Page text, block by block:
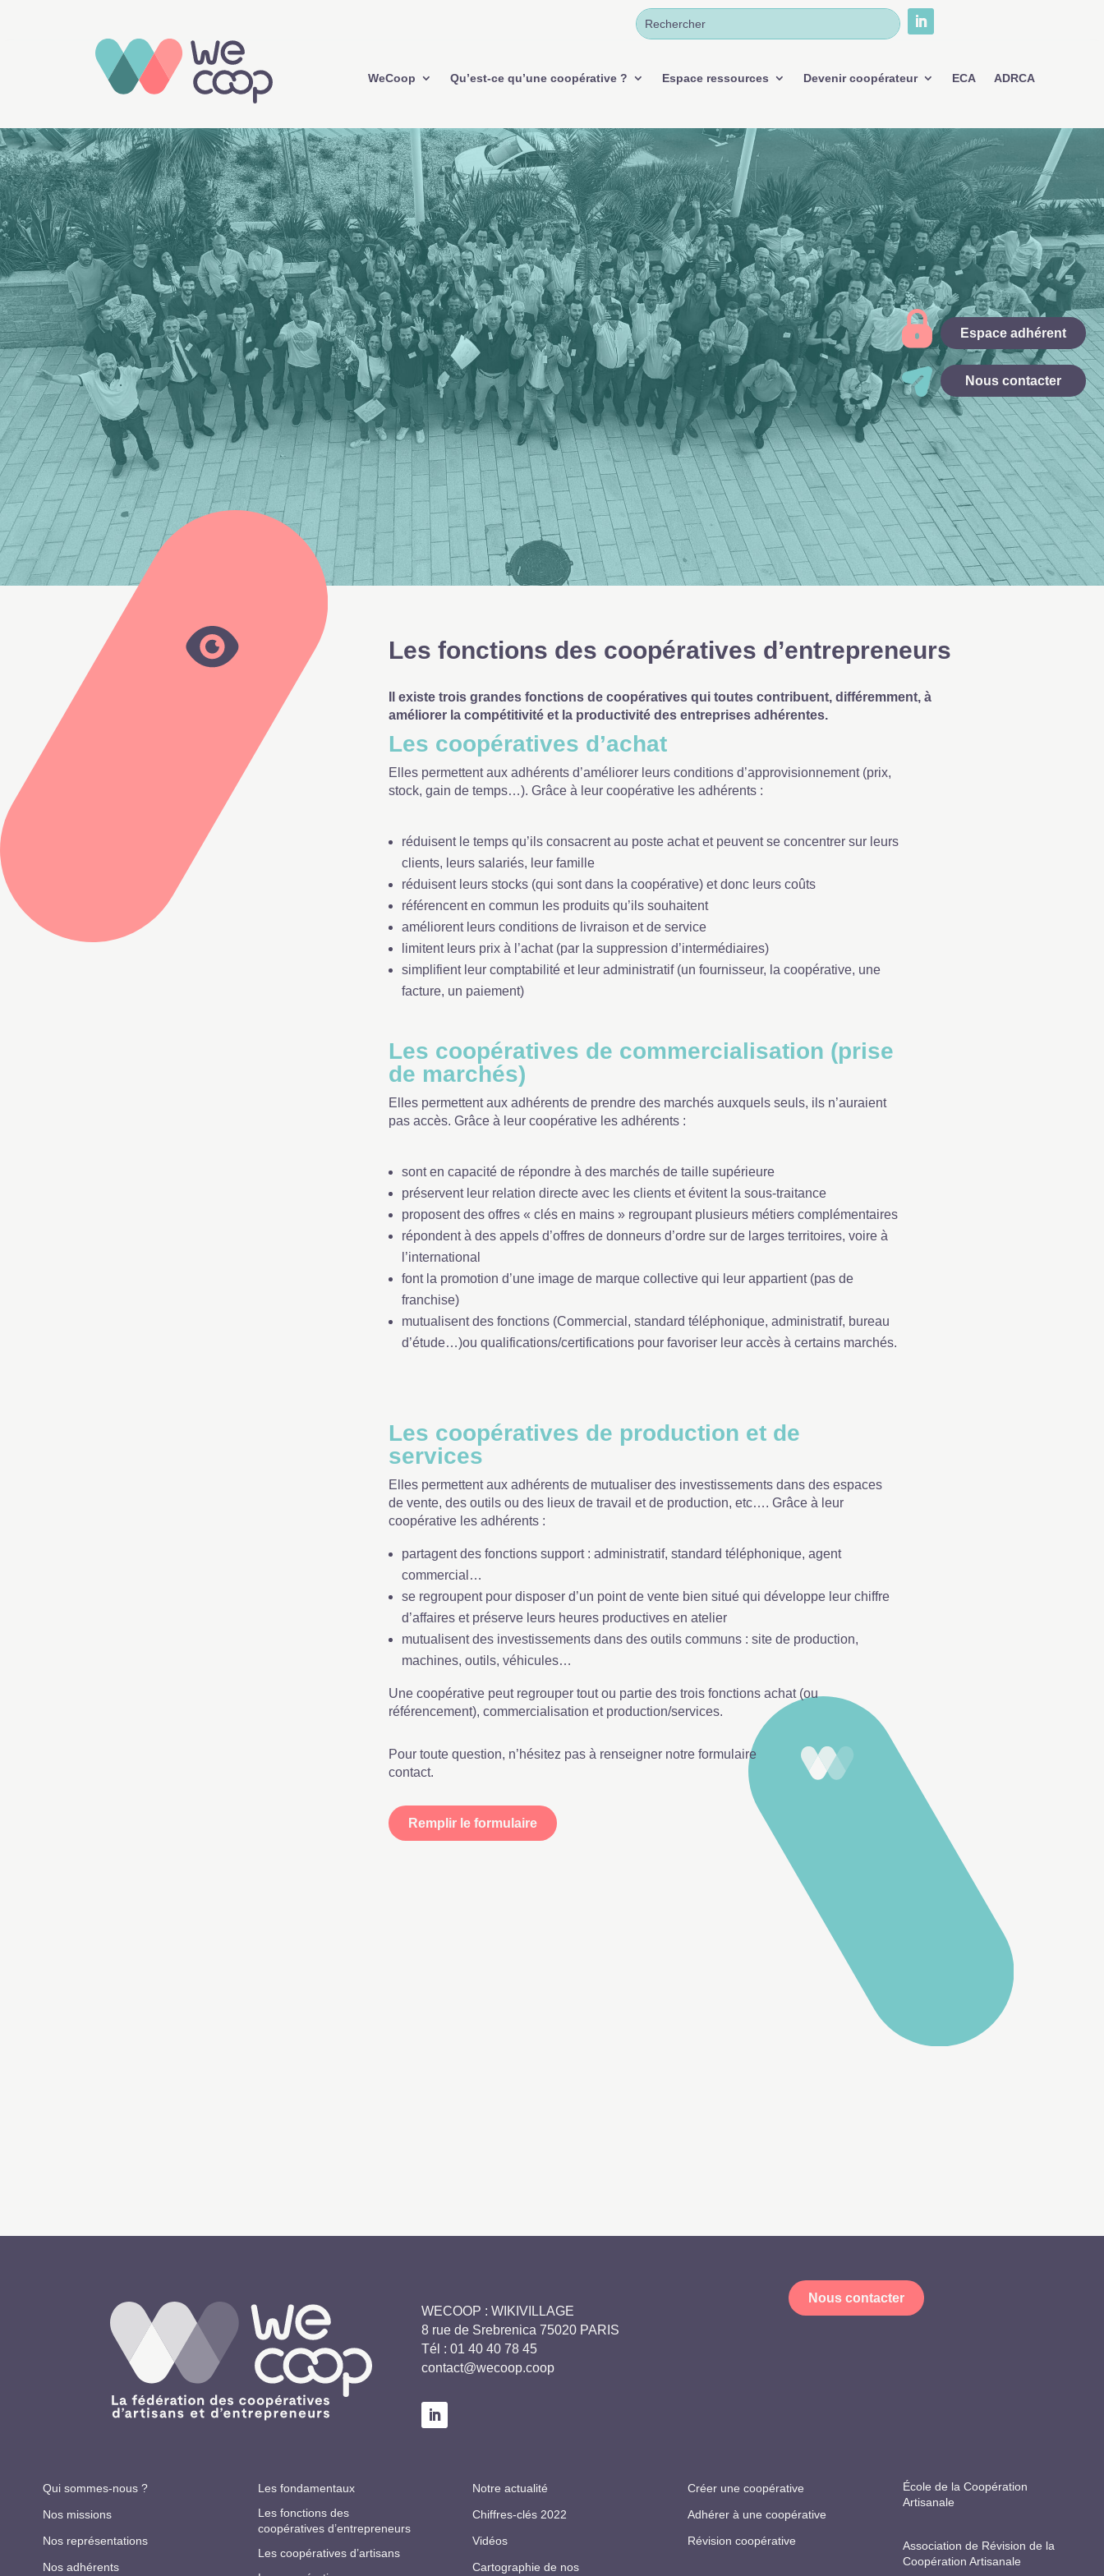
WeCoop Qu’est-ce qu’une coopérative ? Espace ressources Devenir coopérateur ECA ADRCA
Espace adhérent
Nous contacter
Les fonctions des coopératives d’entrepreneurs
Il existe trois grandes fonctions de coopératives qui toutes contribuent, différemment, à
améliorer la compétitivité et la productivité des entreprises adhérentes.
Les coopératives d’achat
Elles permettent aux adhérents d’améliorer leurs conditions d’approvisionnement (prix,
stock, gain de temps…). Grâce à leur coopérative les adhérents :
réduisent le temps qu’ils consacrent au poste achat et peuvent se concentrer sur leurs
clients, leurs salariés, leur famille
réduisent leurs stocks (qui sont dans la coopérative) et donc leurs coûts
référencent en commun les produits qu’ils souhaitent
améliorent leurs conditions de livraison et de service
limitent leurs prix à l’achat (par la suppression d’intermédiaires)
simplifient leur comptabilité et leur administratif (un fournisseur, la coopérative, une
facture, un paiement)
Les coopératives de commercialisation (prise
de marchés)
Elles permettent aux adhérents de prendre des marchés auxquels seuls, ils n’auraient
pas accès. Grâce à leur coopérative les adhérents :
sont en capacité de répondre à des marchés de taille supérieure
préservent leur relation directe avec les clients et évitent la sous-traitance
proposent des offres « clés en mains » regroupant plusieurs métiers complémentaires
répondent à des appels d’offres de donneurs d’ordre sur de larges territoires, voire à
l’international
font la promotion d’une image de marque collective qui leur appartient (pas de
franchise)
mutualisent des fonctions (Commercial, standard téléphonique, administratif, bureau
d’étude…)ou qualifications/certifications pour favoriser leur accès à certains marchés.
Les coopératives de production et de
services
Elles permettent aux adhérents de mutualiser des investissements dans des espaces
de vente, des outils ou des lieux de travail et de production, etc…. Grâce à leur
coopérative les adhérents :
partagent des fonctions support : administratif, standard téléphonique, agent
commercial…
se regroupent pour disposer d’un point de vente bien situé qui développe leur chiffre
d’affaires et préserve leurs heures productives en atelier
mutualisent des investissements dans des outils communs : site de production,
machines, outils, véhicules…
Une coopérative peut regrouper tout ou partie des trois fonctions achat (ou
référencement), commercialisation et production/services.
Pour toute question, n’hésitez pas à renseigner notre formulaire
contact.
Remplir le formulaire
WECOOP : WIKIVILLAGE
8 rue de Srebrenica 75020 PARIS
Tél : 01 40 40 78 45
contact@wecoop.coop
Nous contacter
Qui sommes-nous ?
Nos missions
Nos représentations
Nos adhérents
Les fondamentaux
Les fonctions des
coopératives d’entrepreneurs
Les coopératives d’artisans
Notre actualité
Chiffres-clés 2022
Vidéos
Cartographie de nos
Créer une coopérative
Adhérer à une coopérative
Révision coopérative
École de la Coopération
Artisanale
Association de Révision de la
Coopération Artisanale